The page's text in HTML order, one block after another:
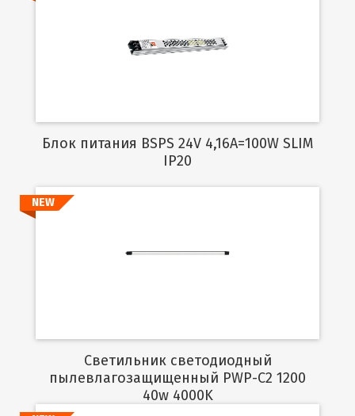
Подробнее
Блок питания BSPS 24V 4,16A=100W SLIM
IP20
NEW
Светильник светодиодный
пылевлагозащищенный PWP-C2 1200
40w 4000K